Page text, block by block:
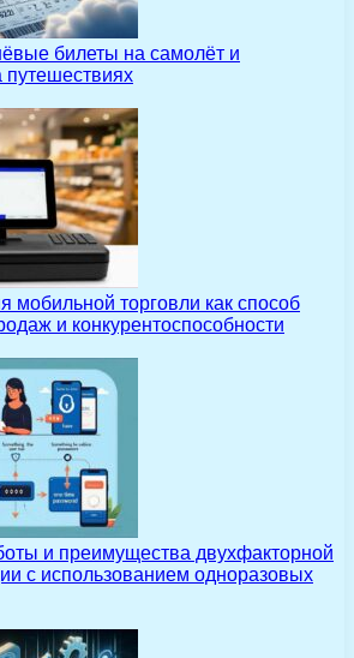
билеты на самолёт и
путешествиях
мобильной торговли как способ
и конкурентоспособности
и преимущества двухфакторной
с использованием одноразовых